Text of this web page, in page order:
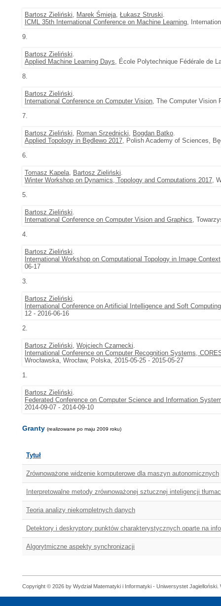
Bartosz Zieliński, Marek Śmieja, Łukasz Struski.
ICML 35th International Conference on Machine Learning,
9.
Bartosz Zieliński.
Applied Machine Learning Days, École Polytechnique Fédérale de
8.
Bartosz Zieliński.
International Conference on Computer Vision, The Computer Vision
7.
Bartosz Zieliński, Roman Srzednicki, Bogdan Batko.
Applied Topology in Będlewo 2017, Polish Academy of Sciences,
6.
Tomasz Kapela, Bartosz Zieliński.
Winter Workshop on Dynamics, Topology and Computations 2017,
5.
Bartosz Zieliński.
International Conference on Computer Vision and Graphics,
4.
Bartosz Zieliński.
International Workshop on Computational Topology in Image
06-17
3.
Bartosz Zieliński.
International Conference on Artificial Intelligence and Soft
12 - 2016-06-16
2.
Bartosz Zieliński, Wojciech Czarnecki.
International Conference on Computer Recognition Systems,
Wrocławska, Wrocław, Polska, 2015-05-25 - 2015-05-27
1.
Bartosz Zieliński.
Federated Conference on Computer Science and Information
2014-09-07 - 2014-09-10
Granty (realizowane po maju 2009 roku)
Tytuł
Zrównoważone widzenie komputerowe dla maszyn autonomicznych
Interpretowalne metody zrównoważonej sztucznej inteligencji
Teoria analizy niekompletnych danych
Detektory i deskryptory punktów charakterystycznych oparte na
Algorytmiczne aspekty synchronizacji
Copyright © 2026 by Wydział Matematyki i Informatyki - Uniwersystet